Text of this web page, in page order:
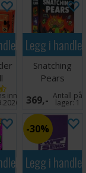
inn
Legg i
Snatching
Pears
Partyspill
369,- Antall på
lager:1
Legg i
30%